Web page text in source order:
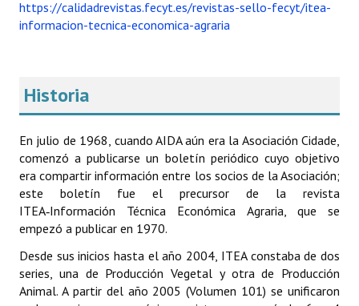
https://calidadrevistas.fecyt.es/revistas-sello-fecyt/itea-
informacion-tecnica-economica-agraria
Historia
En julio de 1968, cuando AIDA aún era la Asociación Cidade,
comenzó a publicarse un boletín periódico cuyo objetivo
era compartir información entre los socios de la Asociación;
este boletín fue el precursor de la revista
ITEA‑Información Técnica Económica Agraria, que se
empezó a publicar en 1970.
Desde sus inicios hasta el año 2004, ITEA constaba de dos
series, una de Producción Vegetal y otra de Producción
Animal. A partir del año 2005 (Volumen 101) se unificaron